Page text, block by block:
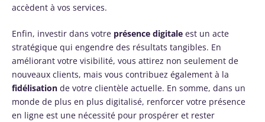
accèdent à vos services.
Enfin, investir dans votre présence digitale est un acte
stratégique qui engendre des résultats tangibles. En
améliorant votre visibilité, vous attirez non seulement de
nouveaux clients, mais vous contribuez également à la
fidélisation de votre clientèle actuelle. En somme, dans un
monde de plus en plus digitalisé, renforcer votre présence
en ligne est une nécessité pour prospérer et rester